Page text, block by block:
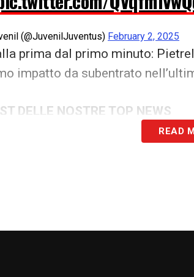
(@JuvenilJuventus) February 2, 2025
prima dal primo minuto:
impatto da subentrato
DELLE NOSTRE TOP NEWS
READ